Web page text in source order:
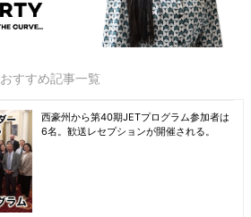
おすすめ記事一覧
西豪州から第40期JETプログラム参加者は
6名。歓送レセプションが開催される。